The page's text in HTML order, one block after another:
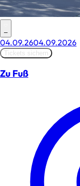
–
04.09.2604.09.2026
Tickets sichern
Zu Fuß